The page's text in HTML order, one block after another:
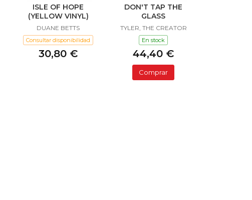
ISLE OF HOPE
(YELLOW VINYL)
DUANE BETTS
Consultar disponibilidad
30,80 €
DON'T TAP THE
GLASS
TYLER, THE CREATOR
En stock
44,40 €
Comprar